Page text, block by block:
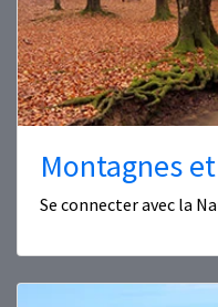
Montagnes
Se connecter avec la